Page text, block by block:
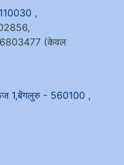
,
(केवल
1,बेंगलुरु - 560100 ,